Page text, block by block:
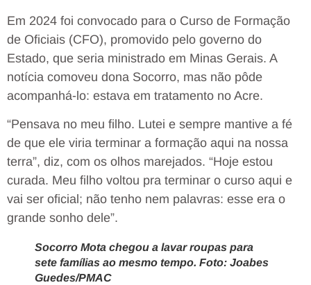
Em 2024 foi convocado para o Curso de Formação
de Oficiais (CFO), promovido pelo governo do
Estado, que seria ministrado em Minas Gerais. A
notícia comoveu dona Socorro, mas não pôde
acompanhá-lo: estava em tratamento no Acre.
“Pensava no meu filho. Lutei e sempre mantive a fé
de que ele viria terminar a formação aqui na nossa
terra”, diz, com os olhos marejados. “Hoje estou
curada. Meu filho voltou pra terminar o curso aqui e
vai ser oficial; não tenho nem palavras: esse era o
grande sonho dele”.
Socorro Mota chegou a lavar roupas para
sete famílias ao mesmo tempo. Foto: Joabes
Guedes/PMAC